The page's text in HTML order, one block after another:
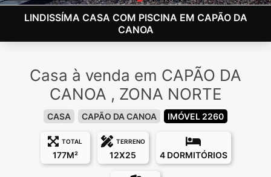
LINDISSÍMA CASA COM PISCINA EM CAPÃO DA
CANOA
Casa à venda em CAPÃO DA
CANOA , ZONA NORTE
CASA CAPÃO DA CANOA IMÓVEL 2260
TOTAL
177M²
TERRENO
12X25 4 DORMITÓRIOS